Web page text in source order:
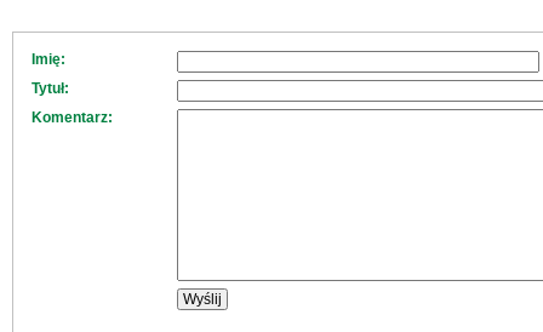
Imię:
Tytuł:
Komentarz: